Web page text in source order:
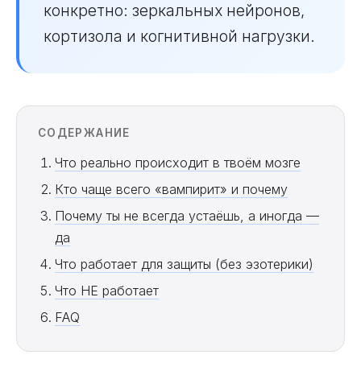
конкретно: зеркальных нейронов,
кортизола и когнитивной нагрузки.
СОДЕРЖАНИЕ
Что реально происходит в твоём мозге
Кто чаще всего «вампирит» и почему
Почему ты не всегда устаёшь, а иногда —
да
Что работает для защиты (без эзотерики)
Что НЕ работает
FAQ